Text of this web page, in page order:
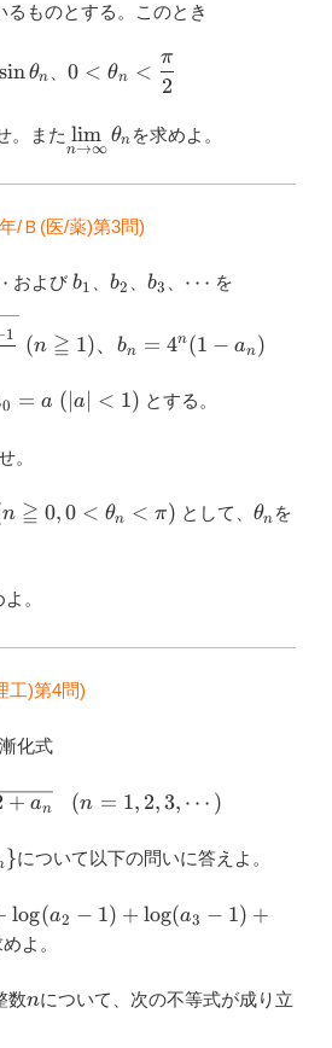
ものとする。このとき
sinθn 、0<{\theta}_n<\dfrac{\pi}
0 < θn <
2
π
。また \displaystyle
\lim_{n \to
\infty}
n→∞
lim θn を求めよ。
/Ｂ(医/薬)第3問)
および b_1
b1 b_2
b2 b_3
b3 \cdots
⋯ を
1 (n ≧ 1)、 bn = 4n(1 − an)
0 = a ( ∣a < 1) とする。
。
n ≧ 0,0 < θn < π) として、 θn を
。
工)第4問)
化式
+ an (n=1,2,3,\cdots)
(n = 1, 2,3, ⋯ )
}について以下の問いに答えよ。
log(a2 − 1) + log(a3 − 1) +
よ。
数n
nについて、次の不等式が成り立